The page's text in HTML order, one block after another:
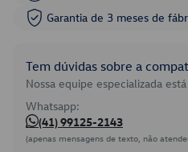
Garantia de 3 meses de
Tem dúvidas sobre a
Nossa equipe especializada
Whatsapp:
(41) 99125-2143
(apenas mensagens de texto, não